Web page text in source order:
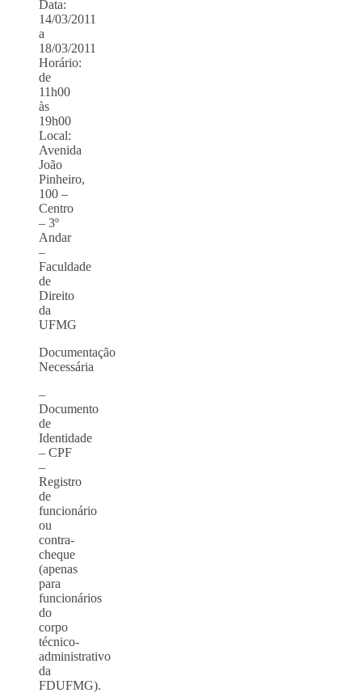
Data:
14/03/2011
a
18/03/2011
Horário:
de
11h00
às
19h00
Local:
Avenida
João
Pinheiro,
100 –
Centro
– 3º
Andar
–
Faculdade
de
Direito
da
UFMG
Documentação
Necessária
–
Documento
de
Identidade
– CPF
–
Registro
de
funcionário
ou
contra-
cheque
(apenas
para
funcionários
do
corpo
técnico-
administrativo
da
FDUFMG).